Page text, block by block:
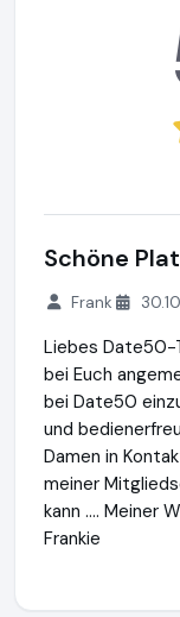
Schöne
Frank
Liebes Date50-
bei Euch
bei Date50
und
Damen in
meiner
kann …. Meiner
Frankie